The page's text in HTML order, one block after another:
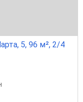
5, 96 м², 2/4